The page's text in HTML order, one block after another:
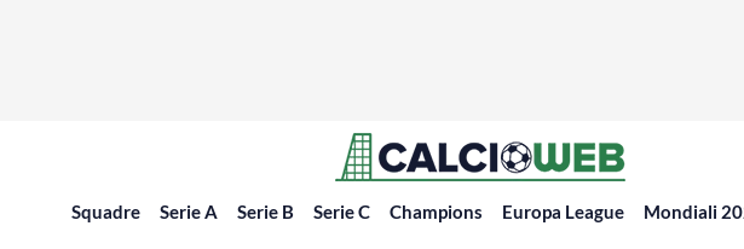
Squadre Serie A Serie B Serie C Champions Europa League Mondiali